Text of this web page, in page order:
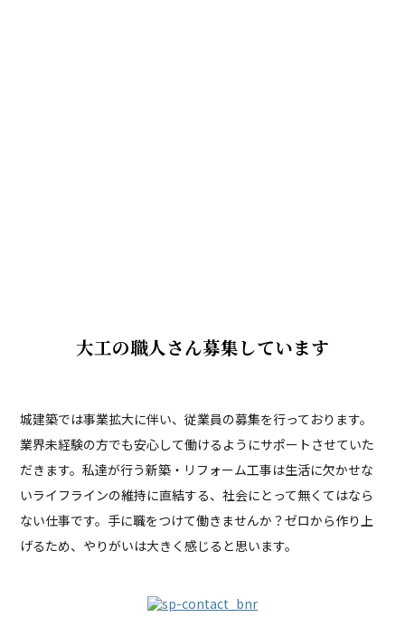
大工の職人さん募集しています
城建築では事業拡大に伴い、従業員の募集を行っております。
業界未経験の方でも安心して働けるようにサポートさせていた
だきます。私達が行う新築・リフォーム工事は生活に欠かせな
いライフラインの維持に直結する、社会にとって無くてはなら
ない仕事です。手に職をつけて働きませんか？ゼロから作り上
げるため、やりがいは大きく感じると思います。